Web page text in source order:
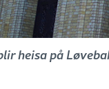
heisa på